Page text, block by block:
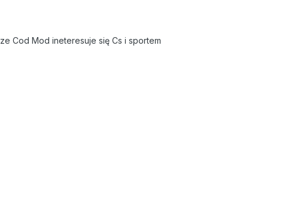
Cod Mod ineteresuje się Cs i sportem